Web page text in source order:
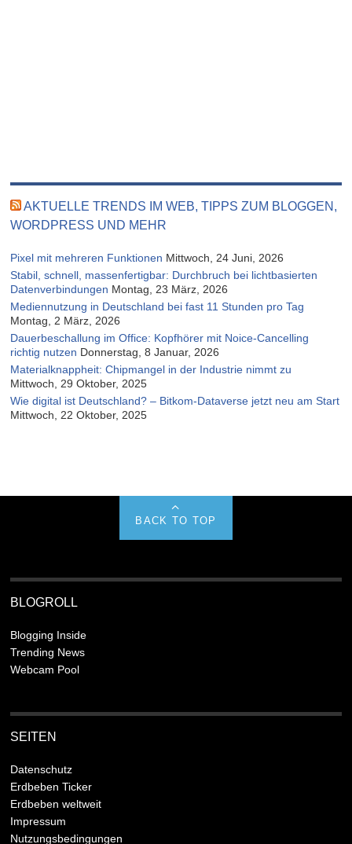
AKTUELLE TRENDS IM WEB, TIPPS ZUM BLOGGEN,
WORDPRESS UND MEHR
Pixel mit mehreren Funktionen Mittwoch, 24 Juni, 2026
Stabil, schnell, massenfertigbar: Durchbruch bei lichtbasierten
Datenverbindungen Montag, 23 März, 2026
Mediennutzung in Deutschland bei fast 11 Stunden pro Tag
Montag, 2 März, 2026
Dauerbeschallung im Office: Kopfhörer mit Noice-Cancelling
richtig nutzen Donnerstag, 8 Januar, 2026
Materialknappheit: Chipmangel in der Industrie nimmt zu
Mittwoch, 29 Oktober, 2025
Wie digital ist Deutschland? – Bitkom-Dataverse jetzt neu am Start
Mittwoch, 22 Oktober, 2025
BACK TO TOP
BLOGROLL
Blogging Inside
Trending News
Webcam Pool
SEITEN
Datenschutz
Erdbeben Ticker
Erdbeben weltweit
Impressum
Nutzungsbedingungen